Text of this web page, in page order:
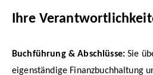
Ihre
Buchführung & Abschlüsse: Sie
eigenständige Finanzbuchhaltung